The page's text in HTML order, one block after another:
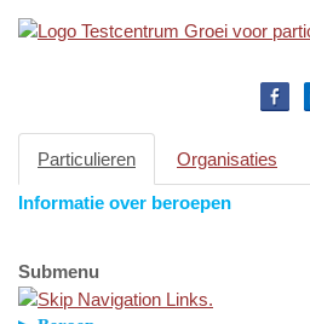
Particulieren Organisaties
Informatie over beroepen
Submenu